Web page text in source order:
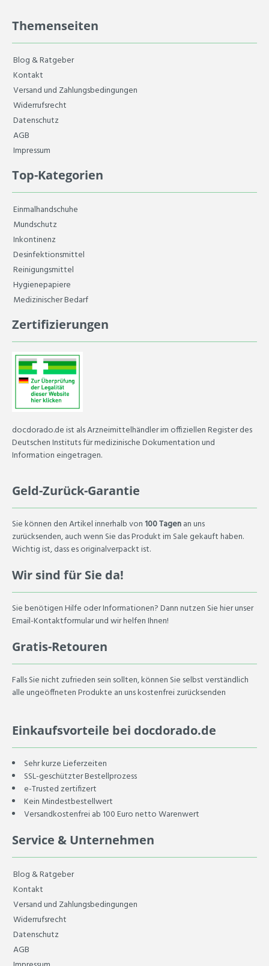
Themenseiten
Blog & Ratgeber
Kontakt
Versand und Zahlungsbedingungen
Widerrufsrecht
Datenschutz
AGB
Impressum
Top-Kategorien
Einmalhandschuhe
Mundschutz
Inkontinenz
Desinfektionsmittel
Reinigungsmittel
Hygienepapiere
Medizinischer Bedarf
Zertifizierungen
docdorado.de ist als Arzneimittelhändler im offiziellen Register des
Deutschen Instituts für medizinische Dokumentation und
Information eingetragen.
Geld-Zurück-Garantie
Sie können den Artikel innerhalb von100 Tagenan uns
zurücksenden, auch wenn Sie das Produkt im Sale gekauft haben.
Wichtig ist, dass es originalverpackt ist.
Wir sind für Sie da!
Sie benötigen Hilfe oder Informationen? Dann nutzen Sie hier unser
Email-Kontaktformular und wir helfen Ihnen!
Gratis-Retouren
Falls Sie nicht zufrieden sein sollten, können Sie selbst verständlich
alle ungeöffneten Produkte an uns kostenfrei zurücksenden
Einkaufsvorteile bei docdorado.de
Sehr kurze Lieferzeiten
SSL-geschützter Bestellprozess
e-Trusted zertifizert
Kein Mindestbestellwert
Versandkostenfrei ab 100 Euro netto Warenwert
Service & Unternehmen
Blog & Ratgeber
Kontakt
Versand und Zahlungsbedingungen
Widerrufsrecht
Datenschutz
AGB